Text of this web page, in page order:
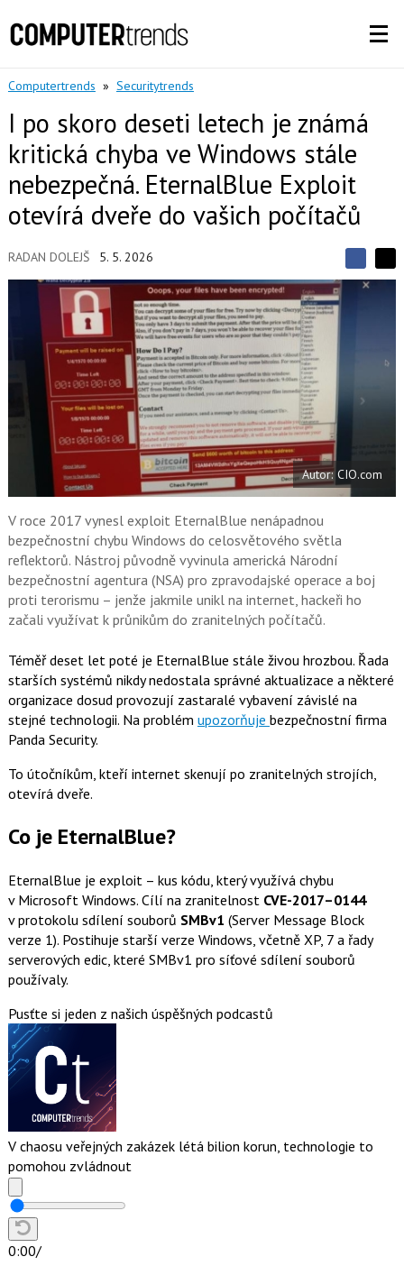
Computertrends » Securitytrends
I po skoro deseti letech je známá
kritická chyba ve Windows stále
nebezpečná. EternalBlue Exploit
otevírá dveře do vašich počítačů
RADAN DOLEJŠ 5. 5. 2026
SS
F
o
k
e
Autor: CIO.com
V roce 2017 vynesl exploit EternalBlue nenápadnou
bezpečnostní chybu Windows do celosvětového světla
reflektorů. Nástroj původně vyvinula americká Národní
bezpečnostní agentura (NSA) pro zpravodajské operace a boj
proti terorismu – jenže jakmile unikl na internet, hackeři ho
začali využívat k průnikům do zranitelných počítačů.
Téměř deset let poté je EternalBlue stále živou hrozbou. Řada
starších systémů nikdy nedostala správné aktualizace a některé
organizace dosud provozují zastaralé vybavení závislé na
stejné technologii. Na problém upozorňuje bezpečnostní firma
Panda Security.
To útočníkům, kteří internet skenují po zranitelných strojích,
otevírá dveře.
Co je EternalBlue?
EternalBlue je exploit – kus kódu, který využívá chybu
v Microsoft Windows. Cílí na zranitelnost CVE-2017–0144
v protokolu sdílení souborů SMBv1 (Server Message Block
verze 1). Postihuje starší verze Windows, včetně XP, 7 a řady
serverových edic, které SMBv1 pro síťové sdílení souborů
používaly.
Pusťte si jeden z našich úspěšných podcastů
V chaosu veřejných zakázek létá bilion korun, technologie to
pomohou zvládnout
0:00/